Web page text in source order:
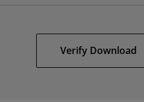
Verify Download